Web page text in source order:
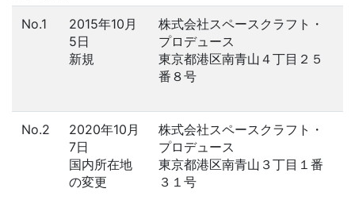
No.1
2015年10月
5日
新規
株式会社スペースクラフト・
プロデュース
東京都港区南青山４丁目２５
番８号
No.2
2020年10月
7日
国内所在地
の変更
株式会社スペースクラフト・
プロデュース
東京都港区南青山３丁目１番
３１号